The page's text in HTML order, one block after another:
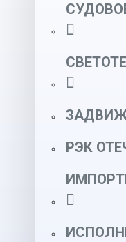
РЭК